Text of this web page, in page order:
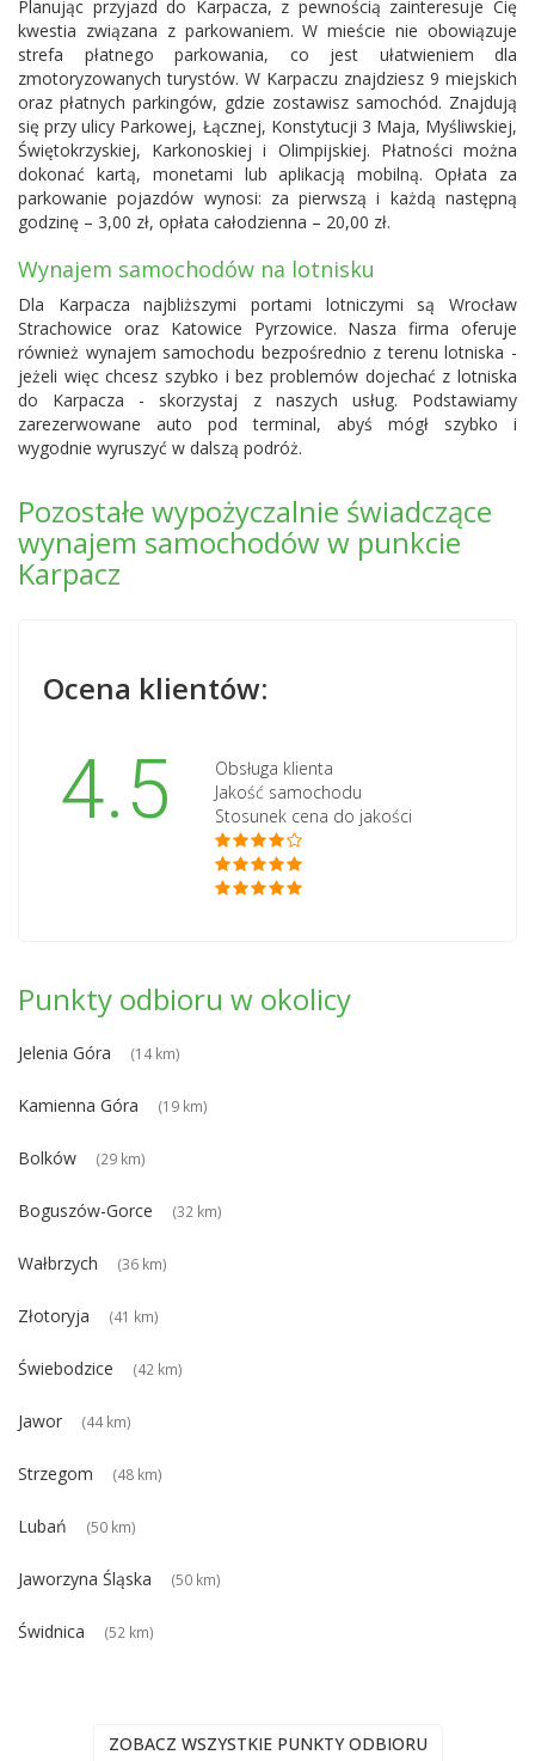
Planując przyjazd do Karpacza, z pewnością zainteresuje Cię
kwestia związana z parkowaniem. W mieście nie obowiązuje
strefa płatnego parkowania, co jest ułatwieniem dla
zmotoryzowanych turystów. W Karpaczu znajdziesz 9 miejskich
oraz płatnych parkingów, gdzie zostawisz samochód. Znajdują
się przy ulicy Parkowej, Łącznej, Konstytucji 3 Maja, Myśliwskiej,
Świętokrzyskiej, Karkonoskiej i Olimpijskiej. Płatności można
dokonać kartą, monetami lub aplikacją mobilną. Opłata za
parkowanie pojazdów wynosi: za pierwszą i każdą następną
godzinę – 3,00 zł, opłata całodzienna – 20,00 zł.
Wynajem samochodów na lotnisku
Dla Karpacza najbliższymi portami lotniczymi są Wrocław
Strachowice oraz Katowice Pyrzowice. Nasza firma oferuje
również wynajem samochodu bezpośrednio z terenu lotniska -
jeżeli więc chcesz szybko i bez problemów dojechać z lotniska
do Karpacza - skorzystaj z naszych usług. Podstawiamy
zarezerwowane auto pod terminal, abyś mógł szybko i
wygodnie wyruszyć w dalszą podróż.
Pozostałe wypożyczalnie świadczące
wynajem samochodów w punkcie
Karpacz
Ocena klientów:
4.5
Obsługa klienta
Jakość samochodu
Stosunek cena do jakości
Punkty odbioru w okolicy
Jelenia Góra (14 km)
Kamienna Góra (19 km)
Bolków (29 km)
Boguszów-Gorce (32 km)
Wałbrzych (36 km)
Złotoryja (41 km)
Świebodzice (42 km)
Jawor (44 km)
Strzegom (48 km)
Lubań (50 km)
Jaworzyna Śląska (50 km)
Świdnica (52 km)
ZOBACZ WSZYSTKIE PUNKTY ODBIORU